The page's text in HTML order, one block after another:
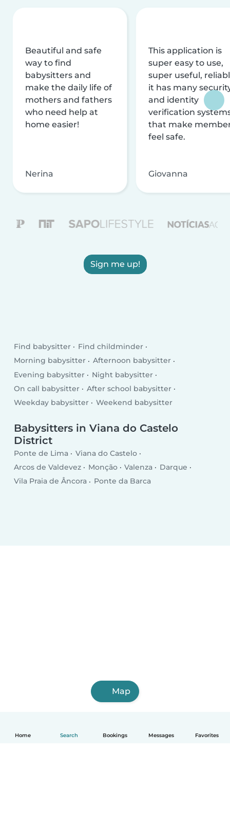
Home Search Bookings Messages Favorites
Beautiful and safe
way to find
babysitters and
make the daily life of
mothers and fathers
who need help at
home easier!
Nerina
This application is
super easy to use,
super useful,
it has many
and identity
verification
that make
feel safe.
Giovanna
Sign me up!
Find babysitter
Find childminder
Morning babysitter
Afternoon babysitter
Evening babysitter
Night babysitter
On call babysitter
After school babysitter
Weekday babysitter
Weekend babysitter
Babysitters in Viana do Castelo
District
Ponte de Lima
Viana do Castelo
Arcos de Valdevez
Monção Valenza
Darque
Vila Praia de Âncora
Ponte da Barca
Map